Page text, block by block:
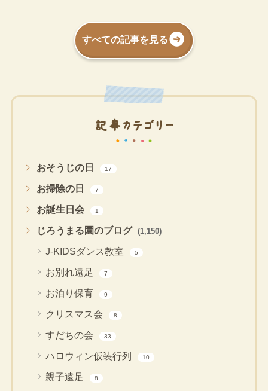
すべての記事を見る
記事カテゴリー
おそうじの日 17
お掃除の日 7
お誕生日会 1
じろうまる園のブログ (1,150)
J-KIDSダンス教室 5
お別れ遠足 7
お泊り保育 9
クリスマス会 8
すだちの会 33
ハロウィン仮装行列 10
親子遠足 8